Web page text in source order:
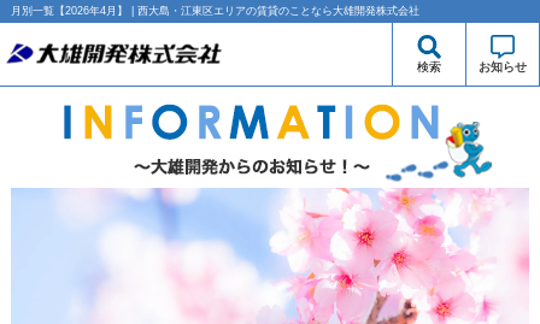
月別一覧【2026年4月】 | 西大島・江東区エリアの賃貸のことなら大雄開発株式会社
検索 お知らせ